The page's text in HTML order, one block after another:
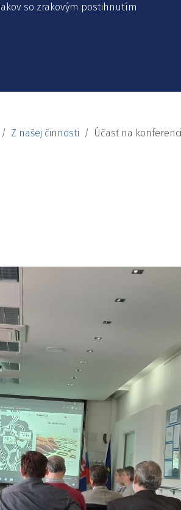
so zrakovým postihnutím
Z našej činnosti Účasť na